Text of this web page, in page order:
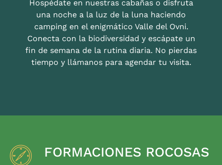
Hospédate en nuestras cabañas o disfruta
una noche a la luz de la luna haciendo
camping en el enigmático Valle del Ovni.
Conecta con la biodiversidad y escápate un
fin de semana de la rutina diaria. No pierdas
tiempo y llámanos para agendar tu visita.
FORMACIONES ROCOSAS